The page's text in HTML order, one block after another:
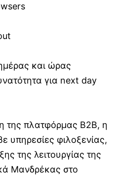
και ώρας
για next day
της πλατφόρμας Β2Β, η
υπηρεσίες φιλοξενίας,
της λειτουργίας της
Μανδρέκας στο